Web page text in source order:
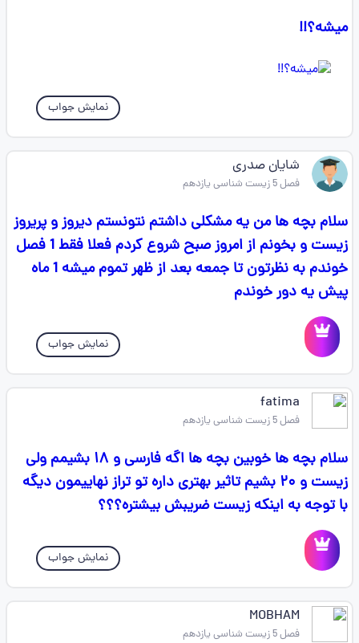
میشه؟!! ‌‌‌‌‌‌‌‌
نمایش جواب
شایان صدری
فصل 5 زیست شناسی یازدهم
سلام بچه ها من یه مشکلی داشتم نتونستم دیروز و پریروز
زیست و بخونم از امروز صبح شروع کردم فعلا فقط 1 فصل
خوندم به نظرتون تا جمعه بعد از ظهر تموم میشه 1 ماه
پیش یه دور خوندم
نمایش جواب
fatima
فصل 5 زیست شناسی یازدهم
سلام بچه ها خوبین بچه ها اگه فارسی و ۱۸ بشیمم ولی
زیست و ۲۰ بشیم تاثیر بهتری داره تو تراز نهاییمون دیگه
با توجه به اینکه زیست ضریبش بیشتره؟؟؟
نمایش جواب
MOBHAM
فصل 5 زیست شناسی یازدهم